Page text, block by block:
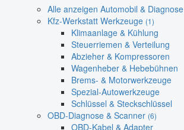
Alle anzeigen Automobil & Diagnose
Kfz-Werkstatt Werkzeuge (1)
Klimaanlage & Kühlung
Steuerriemen & Verteilung
Abzieher & Kompressoren
Wagenheber & Hebebühnen
Brems- & Motorwerkzeuge
Spezial-Autowerkzeuge
Schlüssel & Steckschlüssel
OBD-Diagnose & Scanner (6)
OBD-Kabel & Adapter